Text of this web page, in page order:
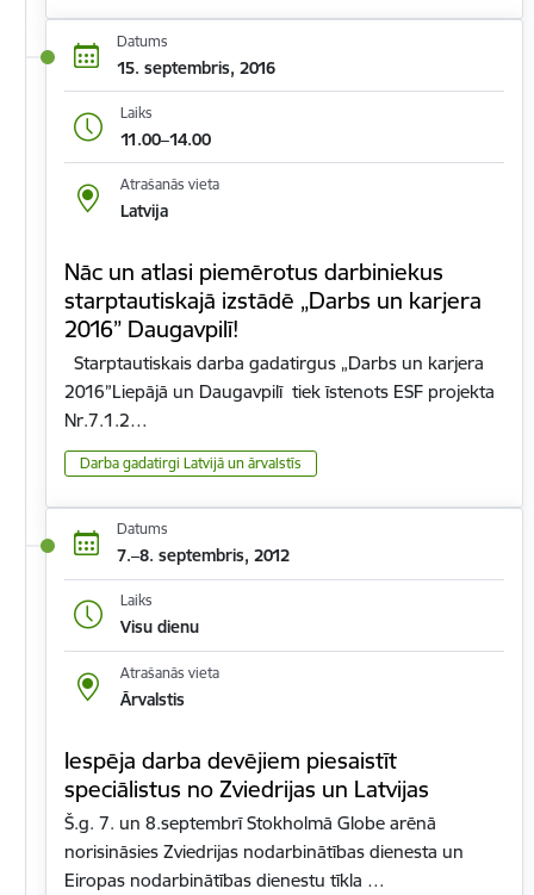
Datums
15. septembris, 2016
Laiks
11.00–14.00
Atrašanās vieta
Latvija
Nāc un atlasi piemērotus darbiniekus
starptautiskajā izstādē „Darbs un karjera
2016” Daugavpilī!
Starptautiskais darba gadatirgus „Darbs un karjera
2016”Liepājā un Daugavpilī tiek īstenots ESF projekta
Nr.7.1.2…
Darba gadatirgi Latvijā un ārvalstīs
Datums
7.–8. septembris, 2012
Laiks
Visu dienu
Atrašanās vieta
Ārvalstis
Iespēja darba devējiem piesaistīt
speciālistus no Zviedrijas un Latvijas
Š.g. 7. un 8.septembrī Stokholmā Globe arēnā
norisināsies Zviedrijas nodarbinātības dienesta un
Eiropas nodarbinātības dienestu tīkla …